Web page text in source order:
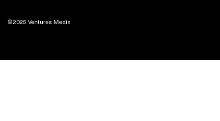
©2025 Ventures Media